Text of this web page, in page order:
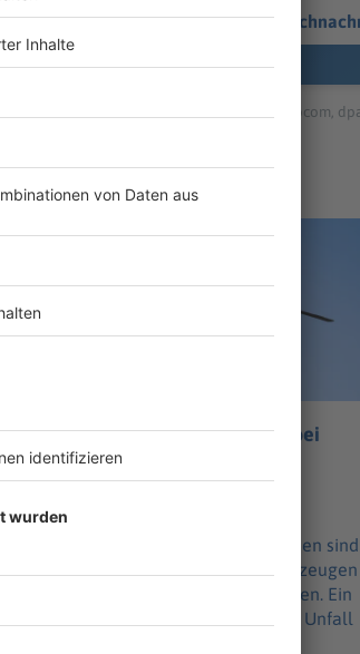
© dpa-infocom,
Bayern
Fünf Schwerverletzte bei
Verkehrsunfall bei
Straubing
Zwei Fahrer aus Tschechien
Ostbayern mit ihren Fahrzeugen
frontal zusammengestoßen. Ein
drittes Auto wurde in den Unfall